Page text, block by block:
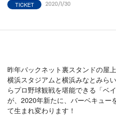
TICKET 2020/1/30
昨年バックネット裏スタンドの屋
横浜スタジアムと横浜みなとみら
らプロ野球観戦を堪能できる「ベ
が、2020年新たに、バーベキュー
て生まれ変わります！